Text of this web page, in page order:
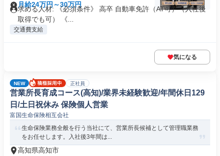
月給24万円～30万円
求める人材: 《必須条件》 高卒 自動車免許（AT可）（入社後
取得でも可） 《...
交通費支給
気になる
NEW 正社員
営業所長育成コース(高知)/業界未経験歓迎/年間休日129
日/土日祝休み 保険個人営業
富国生命保険相互会社
生命保険業務全般を行う当社にて、営業所長候補として管理職業務
をお任せします。入社後3年間は...
高知県高知市